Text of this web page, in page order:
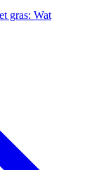
gras: Wat